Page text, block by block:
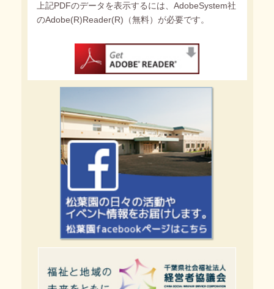
上記PDFのデータを表示するには、AdobeSystem社
のAdobe(R)Reader(R)（無料）が必要です。